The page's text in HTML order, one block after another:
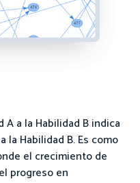
a la Habilidad B indica
la Habilidad B. Es como
el crecimiento de
progreso en